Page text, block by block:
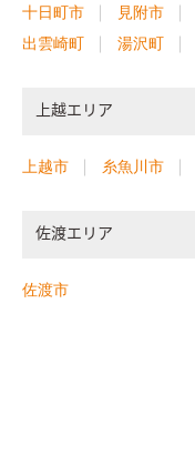
十日町市
見附市
出雲崎町
湯沢町
上越エリア
上越市 糸魚川市
佐渡エリア
佐渡市